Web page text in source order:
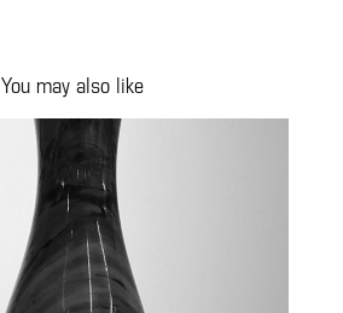
You may also like
Momentum
2019